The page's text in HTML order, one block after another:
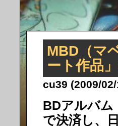
MBD（マ
ート作品
cu39 (2009/
BDアルバム
で決済し、